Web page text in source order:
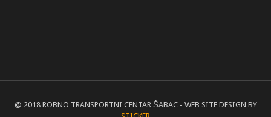
@ 2018 ROBNO TRANSPORTNI CENTAR ŠABAC - WEB SITE DESIGN BY